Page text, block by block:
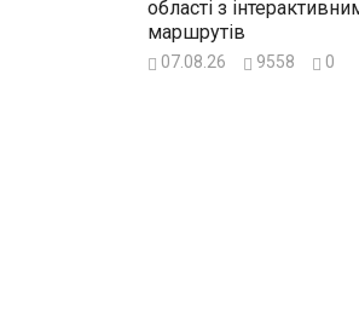
області з
маршрутів
07.08.26 9558 0